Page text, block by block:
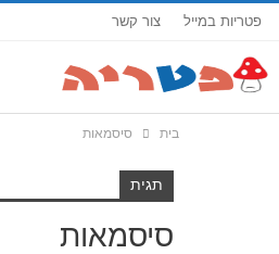
פטריות במייל צור קשר
בית סיסמאות
תגית
סיסמאות